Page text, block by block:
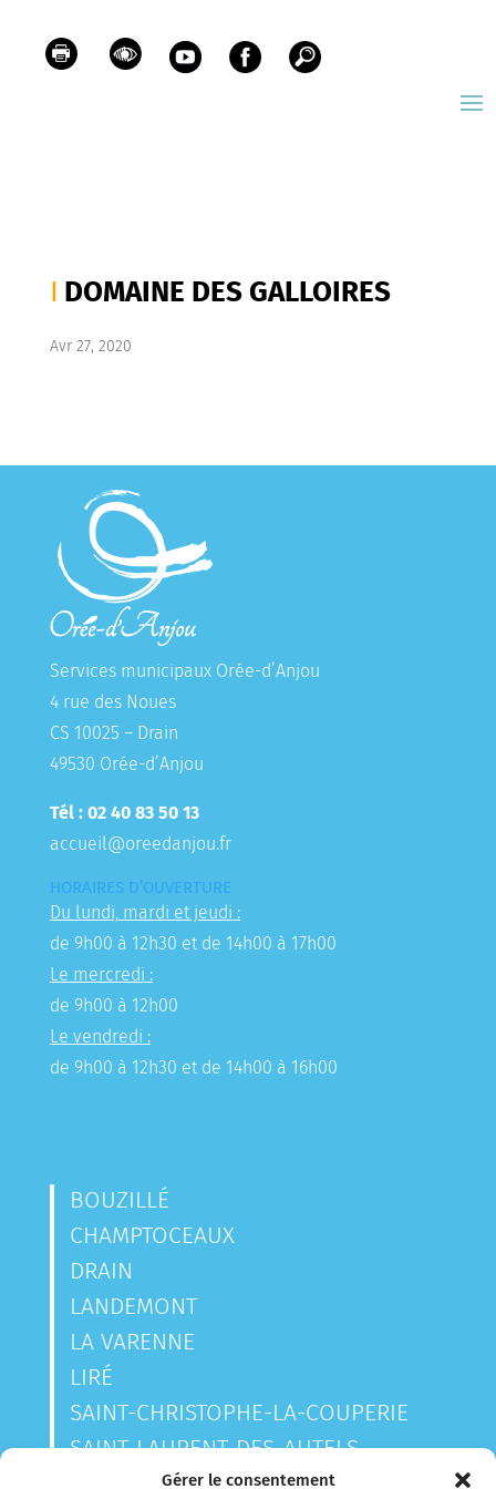
Gérer le consentement
DOMAINE DES GALLOIRES
Avr 27, 2020
Services municipaux Orée-d’Anjou
4 rue des Noues
CS 10025 – Drain
49530 Orée-d’Anjou
Tél : 02 40 83 50 13
accueil@oreedanjou.fr
HORAIRES D’OUVERTURE
Du lundi, mardi et jeudi :
de 9h00 à 12h30 et de 14h00 à 17h00
Le mercredi :
de 9h00 à 12h00
Le vendredi :
de 9h00 à 12h30 et de 14h00 à 16h00
BOUZILLÉ
CHAMPTOCEAUX
DRAIN
LANDEMONT
LA VARENNE
LIRÉ
SAINT-CHRISTOPHE-LA-COUPERIE
SAINT-LAURENT-DES-AUTELS
SAINT-SAUVEUR-DE-LANDEMONT